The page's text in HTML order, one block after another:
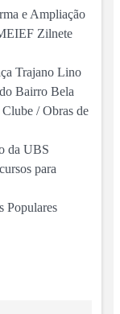
e Ampliação
Zilnete
Trajano Lino
Bairro Bela
/ Obras de
da UBS
para
Populares